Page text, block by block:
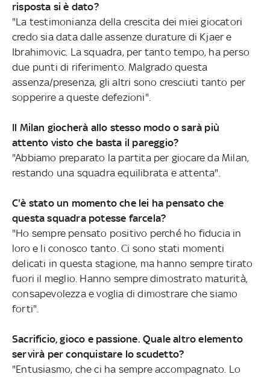
risposta si è dato?
"La testimonianza della crescita dei miei giocatori
credo sia data dalle assenze durature di Kjaer e
Ibrahimovic. La squadra, per tanto tempo, ha perso
due punti di riferimento. Malgrado questa
assenza/presenza, gli altri sono cresciuti tanto per
sopperire a queste defezioni".
Il Milan giocherà allo stesso modo o sarà più
attento visto che basta il pareggio?
"Abbiamo preparato la partita per giocare da Milan,
restando una squadra equilibrata e attenta".
C'è stato un momento che lei ha pensato che
questa squadra potesse farcela?
"Ho sempre pensato positivo perché ho fiducia in
loro e li conosco tanto. Ci sono stati momenti
delicati in questa stagione, ma hanno sempre tirato
fuori il meglio. Hanno sempre dimostrato maturità,
consapevolezza e voglia di dimostrare che siamo
forti".
Sacrificio, gioco e passione. Quale altro elemento
servirà per conquistare lo scudetto?
"Entusiasmo, che ci ha sempre accompagnato. Lo